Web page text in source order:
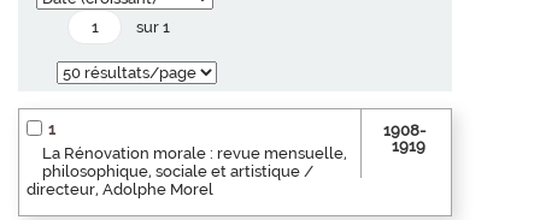
sur 1
1
La Rénovation morale : revue mensuelle,
philosophique, sociale et artistique /
directeur, Adolphe Morel
1908-
1919